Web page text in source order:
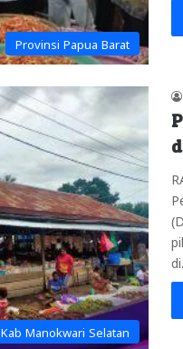
Provinsi Papua Barat
Kab Manokwari Selatan
di…